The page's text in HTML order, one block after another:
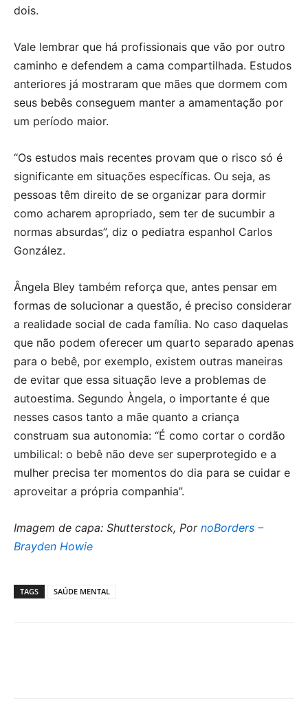
dois.
Vale lembrar que há profissionais que vão por outro
caminho e defendem a cama compartilhada. Estudos
anteriores já mostraram que mães que dormem com
seus bebês conseguem manter a amamentação por
um período maior.
“Os estudos mais recentes provam que o risco só é
significante em situações específicas. Ou seja, as
pessoas têm direito de se organizar para dormir
como acharem apropriado, sem ter de sucumbir a
normas absurdas”, diz o pediatra espanhol Carlos
González.
Ângela Bley também reforça que, antes pensar em
formas de solucionar a questão, é preciso considerar
a realidade social de cada família. No caso daquelas
que não podem oferecer um quarto separado apenas
para o bebê, por exemplo, existem outras maneiras
de evitar que essa situação leve a problemas de
autoestima. Segundo Àngela, o importante é que
nesses casos tanto a mãe quanto a criança
construam sua autonomia: “É como cortar o cordão
umbilical: o bebê não deve ser superprotegido e a
mulher precisa ter momentos do dia para se cuidar e
aproveitar a própria companhia”.
Imagem de capa: Shutterstock, Por noBorders –
Brayden Howie
TAGS SAÚDE MENTAL